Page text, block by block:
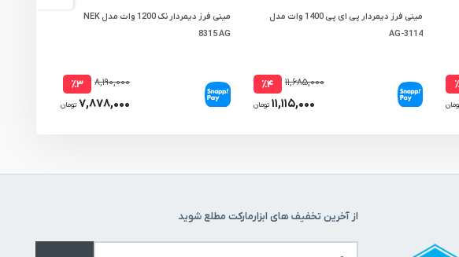
مینی فرز دیمردار پی ای پی 1400 وات مدل
AG-3114
۱۱,۶۸۵,۰۰۰ ٪۴
۱۱,۱۱۵,۰۰۰ تومان
مینی فرز دیمردار نک 1200 وات مدل NEK
8315 AG
۸,۱۹۰,۰۰۰ ٪۳
۷,۸۷۸,۰۰۰ تومان
از آخرین تخفیف های ابزارمارکت مطلع شوید